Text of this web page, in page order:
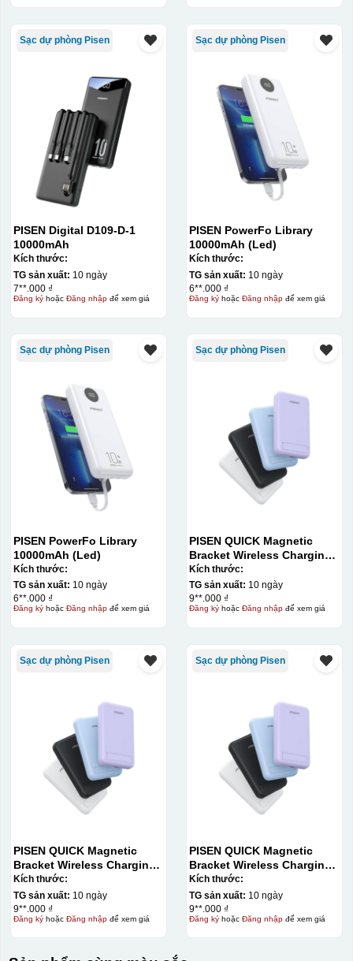
Sạc dự phòng Pisen
PISEN Digital D109-D-1
10000mAh
Kích thước:
TG sản xuất: 10 ngày
7**.000 ₫
Đăng kýhoặc Đăng nhậpđể xem giá
Sạc dự phòng Pisen
PISEN PowerFo Library
10000mAh (Led)
Kích thước:
TG sản xuất: 10 ngày
6**.000 ₫
Đăng kýhoặc Đăng nhậpđể xem giá
Sạc dự phòng Pisen
PISEN PowerFo Library
10000mAh (Led)
Kích thước:
TG sản xuất: 10 ngày
6**.000 ₫
Đăng kýhoặc Đăng nhậpđể xem giá
Sạc dự phòng Pisen
PISEN QUICK Magnetic
Bracket Wireless Charging
Power Bank PD296C-1
10000 (20W) (LS-
DY240/Purple) Carton – CN
Kích thước:
TG sản xuất: 10 ngày
9**.000 ₫
Đăng kýhoặc Đăng nhậpđể xem giá
Sạc dự phòng Pisen
PISEN QUICK Magnetic
Bracket Wireless Charging
Power Bank PD296C-1
10000 (20W) (LS-
DY240/Purple) Carton – CN
Kích thước:
TG sản xuất: 10 ngày
9**.000 ₫
Đăng kýhoặc Đăng nhậpđể xem giá
Sạc dự phòng Pisen
PISEN QUICK Magnetic
Bracket Wireless Charging
Power Bank PD296C-1
10000 (20W) (LS-
DY240/Purple) Carton – CN
Kích thước:
TG sản xuất: 10 ngày
9**.000 ₫
Đăng kýhoặc Đăng nhậpđể xem giá